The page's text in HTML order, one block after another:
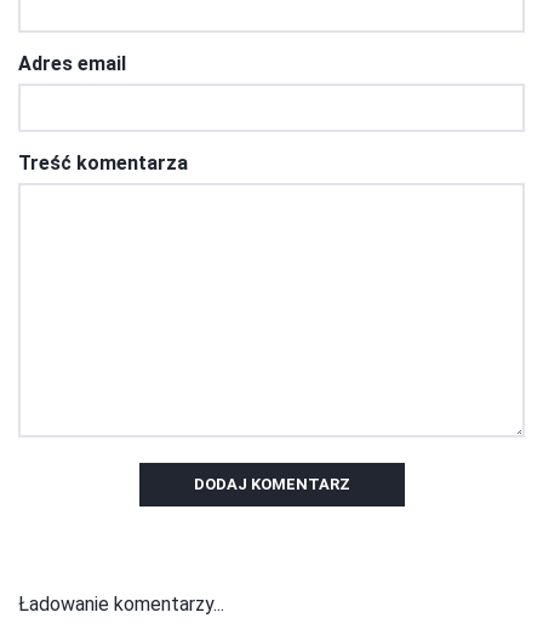
Adres email
Treść komentarza
DODAJ KOMENTARZ
Ładowanie komentarzy...